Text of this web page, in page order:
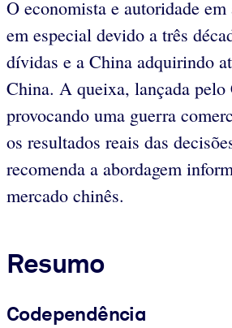
O economista e autoridade
em especial devido a três
dívidas e a China adquirindo
China. A queixa, lançada pelo
provocando uma guerra
os resultados reais das
recomenda a abordagem
mercado chinês.
Resumo
Codependência